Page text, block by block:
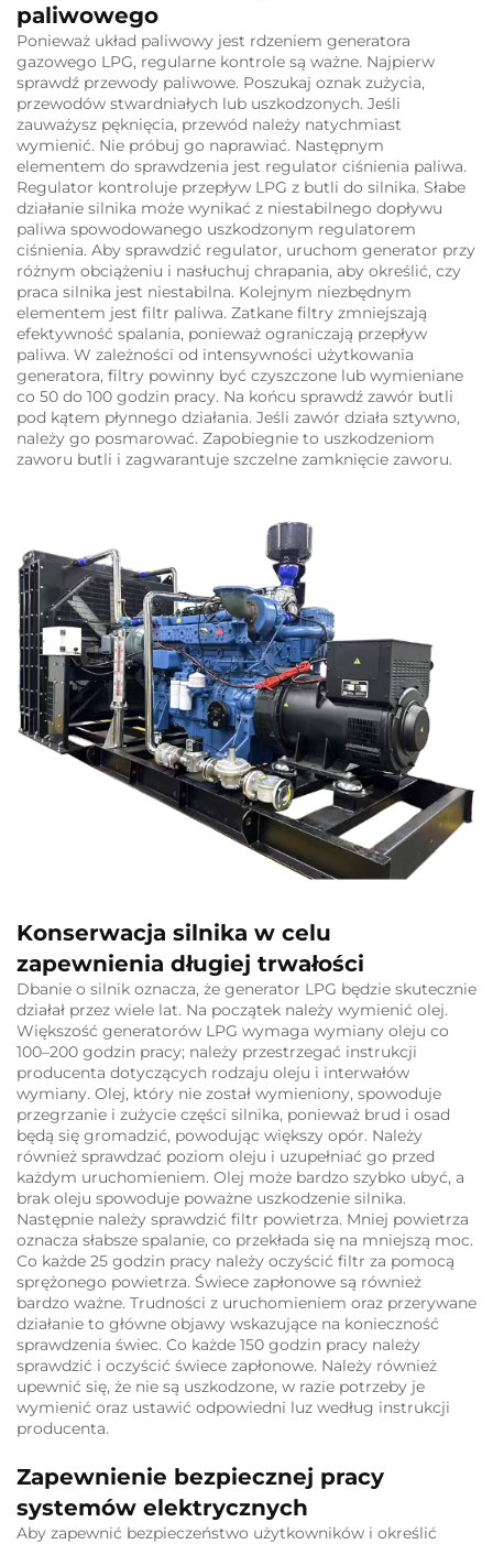
paliwowego
Ponieważ układ paliwowy jest rdzeniem generatora
gazowego LPG, regularne kontrole są ważne. Najpierw
sprawdź przewody paliwowe. Poszukaj oznak zużycia,
przewodów stwardniałych lub uszkodzonych. Jeśli
zauważysz pęknięcia, przewód należy natychmiast
wymienić. Nie próbuj go naprawiać. Następnym
elementem do sprawdzenia jest regulator ciśnienia paliwa.
Regulator kontroluje przepływ LPG z butli do silnika. Słabe
działanie silnika może wynikać z niestabilnego dopływu
paliwa spowodowanego uszkodzonym regulatorem
ciśnienia. Aby sprawdzić regulator, uruchom generator przy
różnym obciążeniu i nasłuchuj chrapania, aby określić, czy
praca silnika jest niestabilna. Kolejnym niezbędnym
elementem jest filtr paliwa. Zatkane filtry zmniejszają
efektywność spalania, ponieważ ograniczają przepływ
paliwa. W zależności od intensywności użytkowania
generatora, filtry powinny być czyszczone lub wymieniane
co 50 do 100 godzin pracy. Na końcu sprawdź zawór butli
pod kątem płynnego działania. Jeśli zawór działa sztywno,
należy go posmarować. Zapobiegnie to uszkodzeniom
zaworu butli i zagwarantuje szczelne zamknięcie zaworu.
Konserwacja silnika w celu
zapewnienia długiej trwałości
Dbanie o silnik oznacza, że generator LPG będzie skutecznie
działał przez wiele lat. Na początek należy wymienić olej.
Większość generatorów LPG wymaga wymiany oleju co
100–200 godzin pracy; należy przestrzegać instrukcji
producenta dotyczących rodzaju oleju i interwałów
wymiany. Olej, który nie został wymieniony, spowoduje
przegrzanie i zużycie części silnika, ponieważ brud i osad
będą się gromadzić, powodując większy opór. Należy
również sprawdzać poziom oleju i uzupełniać go przed
każdym uruchomieniem. Olej może bardzo szybko ubyć, a
brak oleju spowoduje poważne uszkodzenie silnika.
Następnie należy sprawdzić filtr powietrza. Mniej powietrza
oznacza słabsze spalanie, co przekłada się na mniejszą moc.
Co każde 25 godzin pracy należy oczyścić filtr za pomocą
sprężonego powietrza. Świece zapłonowe są również
bardzo ważne. Trudności z uruchomieniem oraz przerywane
działanie to główne objawy wskazujące na konieczność
sprawdzenia świec. Co każde 150 godzin pracy należy
sprawdzić i oczyścić świece zapłonowe. Należy również
upewnić się, że nie są uszkodzone, w razie potrzeby je
wymienić oraz ustawić odpowiedni luz według instrukcji
producenta.
Zapewnienie bezpiecznej pracy
systemów elektrycznych
Aby zapewnić bezpieczeństwo użytkowników i określić